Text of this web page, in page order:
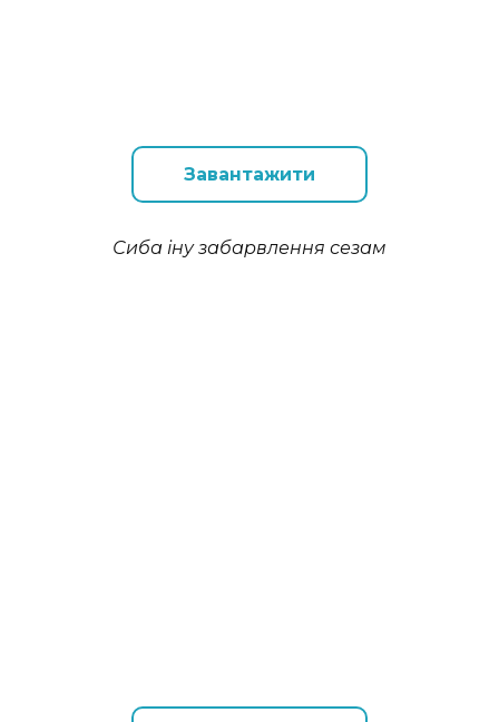
Завантажити
Сиба іну забарвлення сезам